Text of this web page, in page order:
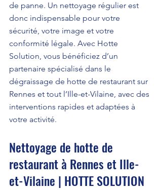
de panne. Un nettoyage régulier est
donc indispensable pour votre
sécurité, votre image et votre
conformité légale. Avec Hotte
Solution, vous bénéficiez d’un
partenaire spécialisé dans le
dégraissage de hotte de restaurant sur
Rennes et tout l’Ille-et-Vilaine, avec des
interventions rapides et adaptées à
votre activité.
Nettoyage de hotte de
restaurant à Rennes et Ille-
et-Vilaine | HOTTE SOLUTION